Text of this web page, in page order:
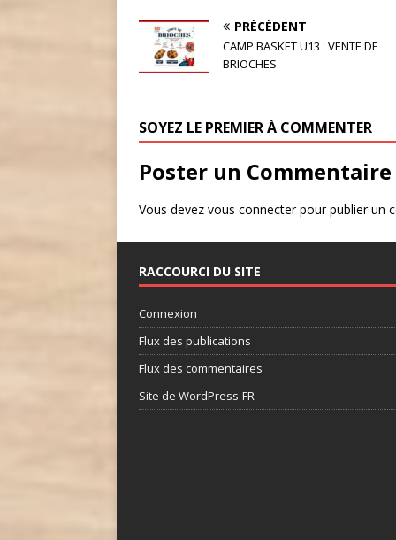
PRÉCÉDENT
CAMP BASKET U13 : VENTE DE
BRIOCHES
SOYEZ LE PREMIER À COMMENTER
Poster un Commentaire
Vous devez vous connecterpour publier un
RACCOURCI DU SITE
Connexion
Flux des publications
Flux des commentaires
Site de WordPress-FR